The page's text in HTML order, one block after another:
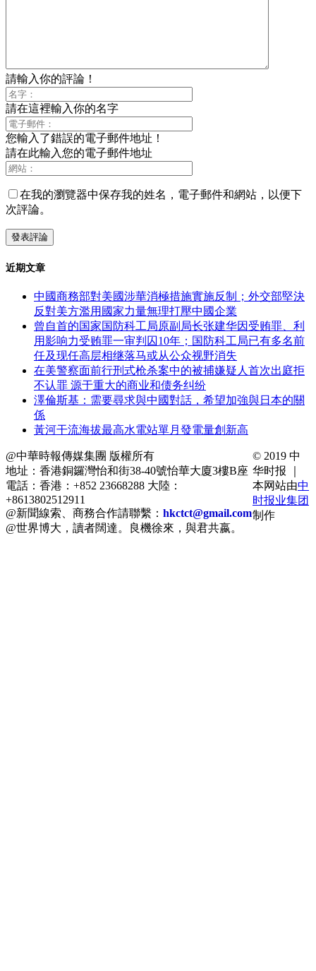
請輸入你的評論！
請在這裡輸入你的名字
您輸入了錯誤的電子郵件地址！
請在此輸入您的電子郵件地址
在我的瀏覽器中保存我的姓名，電子郵件和網站，以便下
次評論。
近期文章
中國商務部對美國涉華消極措施實施反制；外交部堅決
反對美方濫用國家力量無理打壓中國企業
曾自首的国家国防科工局原副局长张建华因受贿罪、利
用影响力受贿罪一审判囚10年；国防科工局已有多名前
任及现任高层相继落马或从公众视野消失
在美警察面前行刑式枪杀案中的被捕嫌疑人首次出庭拒
不认罪 源于重大的商业和债务纠纷
澤倫斯基：需要尋求與中國對話，希望加強與日本的關
係
黃河干流海拔最高水電站單月發電量創新高
@中華時報傳媒集團 版權所有
地址：香港銅鑼灣怡和街38-40號怡華大廈3樓B座
電話：香港：+852 23668288 大陸：
+8613802512911
@新聞線索、商務合作請聯繫： hkctct@gmail.com
@世界博大，讀者闊達。良機徐來，與君共嬴。
© 2019 中
华时报 ｜
本网站由中
时报业集团
制作